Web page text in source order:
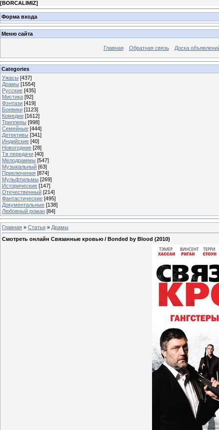
[BORCALIMIZ]
Форма входа
Меню сайта
Главная Обратная связь Доска
Categories
Ужасы [437]
Драмы [1554]
Русские [435]
Мистика [92]
Фэнтази [419]
Боевики [1123]
Комедии [1612]
Триллеры [998]
Семейные [444]
Детективы [341]
Индийские [40]
Новогодние [28]
Тв передачи [40]
Мелодраммы [547]
Музыкальный [63]
Приключения [874]
Мульфтильмы [269]
Исторические [147]
Отечественный [214]
Фантастические [495]
Документальные [138]
Любовный роман [84]
Главная » Статьи » Драмы
Смотреть онлайн Связанные кровью / Bonded by Blood (2010)